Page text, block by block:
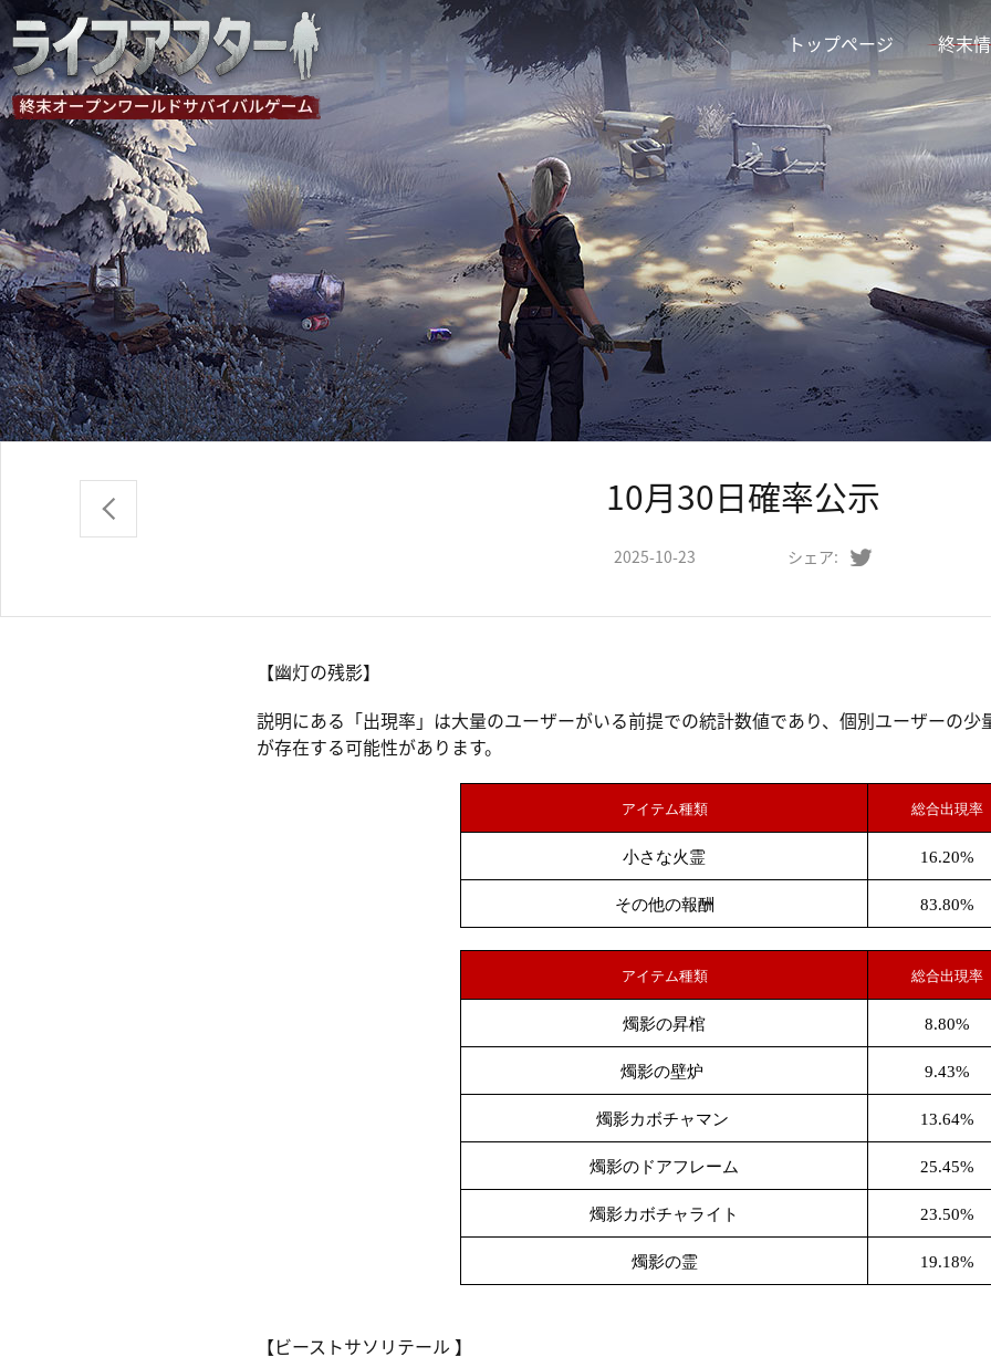
トップページ 終末
10月30日確率公示
2025-10-23 シェア:
【幽灯の残影】
説明にある「出現率」は大量のユーザーがいる前提での統計数値であり、個別ユーザーの少
が存在する可能性があります。
アイテム種類 総合出現率
小さな火霊 16.20%
その他の報酬 83.80%
アイテム種類 総合出現率
燭影の昇棺 8.80%
燭影の壁炉 9.43%
燭影カボチャマン 13.64%
燭影のドアフレーム 25.45%
燭影カボチャライト 23.50%
燭影の霊 19.18%
【ビーストサソリテール 】